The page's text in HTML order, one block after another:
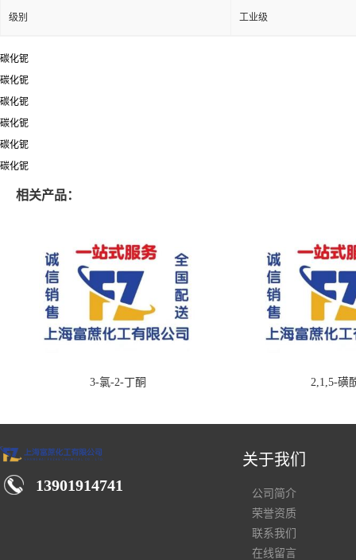
级别 工业级
碳化铌
碳化铌
碳化铌
碳化铌
碳化铌
碳化铌
相关产品：
3-氯-2-丁酮 2,1,5-磺
13901914741
关于我们
公司简介
荣誉资质
联系我们
在线留言